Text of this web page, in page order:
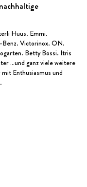
Huus. Emmi.
Benz. Victorinox. ON.
. Betty Bossi. Itris
…und ganz viele weitere
Enthusiasmus und